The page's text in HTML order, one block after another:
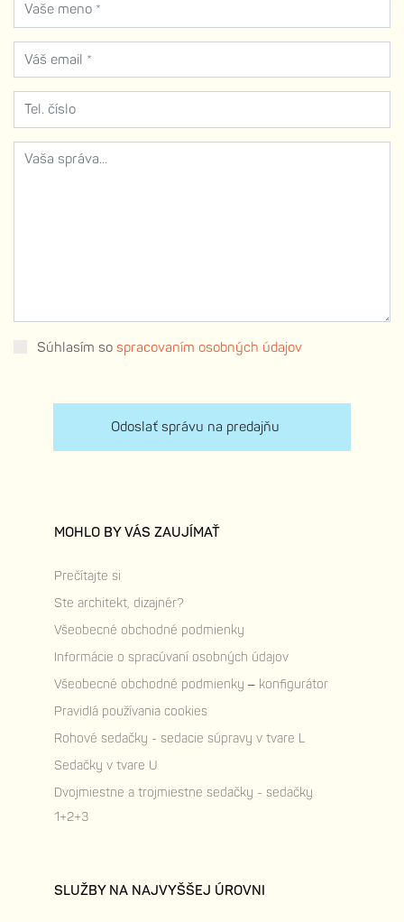
Súhlasím so spracovaním osobných údajov
Odoslať správu na predajňu
MOHLO BY VÁS ZAUJÍMAŤ
Prečítajte si
Ste architekt, dizajnér?
Všeobecné obchodné podmienky
Informácie o spracúvaní osobných údajov
Všeobecné obchodné podmienky – konfigurátor
Pravidlá používania cookies
Rohové sedačky - sedacie súpravy v tvare L
Sedačky v tvare U
Dvojmiestne a trojmiestne sedačky - sedačky
1+2+3
SLUŽBY NA NAJVYŠŠEJ ÚROVNI